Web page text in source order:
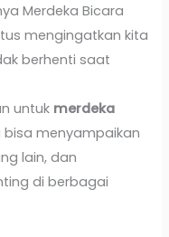
Merdeka Bicara
mengingatkan kita
berhenti saat
untuk merdeka
menyampaikan
lain, dan
di berbagai